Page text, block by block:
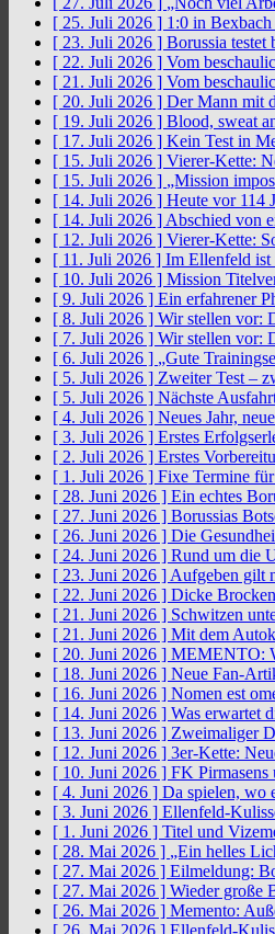
[ 25. Juli 2026 ] 1:0 in
[ 23. Juli 2026 ] Borussia testet
[ 22. Juli 2026 ] Vom
[ 21. Juli 2026 ] Vom
[ 20. Juli 2026 ] Der Mann mit
[ 19. Juli 2026 ] Blood, sweat
[ 17. Juli 2026 ] Kein Test in
[ 15. Juli 2026 ] Vierer-Kette:
[ 15. Juli 2026 ] „Mission
[ 14. Juli 2026 ] Heute vor 114
[ 14. Juli 2026 ] Abschied von
[ 12. Juli 2026 ] Vierer-Kette:
[ 11. Juli 2026 ] Im Ellenfeld ist
[ 10. Juli 2026 ] Mission
[ 9. Juli 2026 ] Ein erfahrener
[ 8. Juli 2026 ] Wir stellen vor:
[ 7. Juli 2026 ] Wir stellen vor:
[ 6. Juli 2026 ] „Gute
[ 5. Juli 2026 ] Zweiter Test –
[ 5. Juli 2026 ] Nächste
[ 4. Juli 2026 ] Neues Jahr,
[ 3. Juli 2026 ] Erstes
[ 2. Juli 2026 ] Erstes
[ 1. Juli 2026 ] Fixe Termine
[ 28. Juni 2026 ] Ein echtes
[ 27. Juni 2026 ] Borussias
[ 26. Juni 2026 ] Die
[ 24. Juni 2026 ] Rund um die
[ 23. Juni 2026 ] Aufgeben gilt
[ 22. Juni 2026 ] Dicke
[ 21. Juni 2026 ] Schwitzen
[ 21. Juni 2026 ] Mit dem
[ 20. Juni 2026 ] MEMENTO:
[ 18. Juni 2026 ] Neue Fan-
[ 16. Juni 2026 ] Nomen est
[ 14. Juni 2026 ] Was erwartet
[ 13. Juni 2026 ] Zweimaliger
[ 12. Juni 2026 ] 3er-Kette:
[ 10. Juni 2026 ] FK
[ 4. Juni 2026 ] Da spielen, wo
[ 3. Juni 2026 ] Ellenfeld-
[ 1. Juni 2026 ] Titel und
[ 28. Mai 2026 ] „Ein helles
[ 27. Mai 2026 ] Eilmeldung:
[ 27. Mai 2026 ] Wieder große
[ 26. Mai 2026 ] Memento:
[ 26. Mai 2026 ] Ellenfeld-